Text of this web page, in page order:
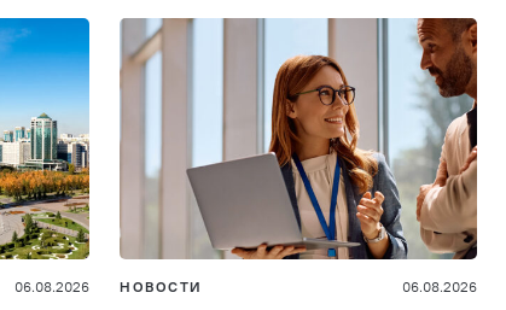
06.08.2026 НОВОСТИ 06.08.2026